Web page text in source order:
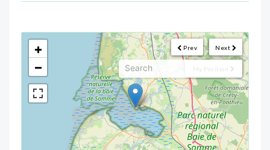
Next
Prev
My Position
<!---->
+
−